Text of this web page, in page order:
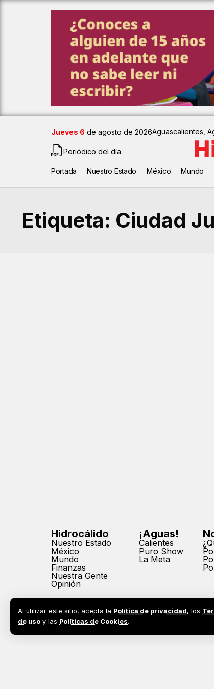
Al utilizar este sitio, acepta la Política de privacidad, los
de uso y las Políticas de Cookies.
Jueves 6 de agosto de 2026Aguascalientes,
Periódico del día
Portada Nuestro Estado México Mundo
Etiqueta: Ciudad
Hidrocálido
Nuestro Estado
México
Mundo
Finanzas
Nuestra Gente
Opinión
¡Aguas!
Calientes
Puro Show
La Meta